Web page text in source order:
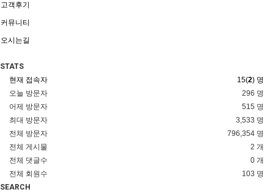
고객후기
커뮤니티
오시는길
STATS
15(2) 명
현재 접속자
296 명
오늘 방문자
515 명
어제 방문자
3,533 명
최대 방문자
796,354 명
전체 방문자
2 개
전체 게시물
0 개
전체 댓글수
103 명
전체 회원수
SEARCH